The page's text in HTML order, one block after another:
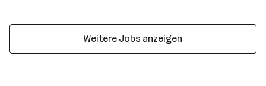
Weitere Jobs anzeigen